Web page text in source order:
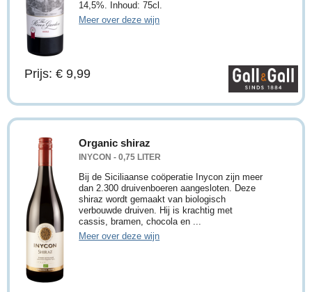
14,5%. Inhoud: 75cl.
Meer over deze wijn
Prijs: € 9,99
Organic shiraz
INYCON - 0,75 LITER
Bij de Siciliaanse coöperatie Inycon zijn meer
dan 2.300 druivenboeren aangesloten. Deze
shiraz wordt gemaakt van biologisch
verbouwde druiven. Hij is krachtig met
cassis, bramen, chocola en ...
Meer over deze wijn